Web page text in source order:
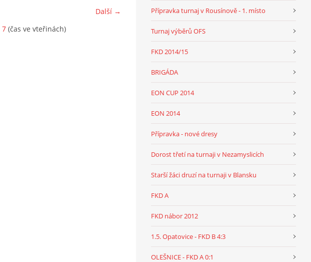
Další →
7 (čas ve vteřinách)
Přípravka turnaj v Rousínově - 1. místo
Turnaj výběrů OFS
FKD 2014/15
BRIGÁDA
EON CUP 2014
EON 2014
Přípravka - nové dresy
Dorost třetí na turnaji v Nezamyslicích
Starší žáci druzí na turnaji v Blansku
FKD A
FKD nábor 2012
1.5. Opatovice - FKD B 4:3
OLEŠNICE - FKD A 0:1